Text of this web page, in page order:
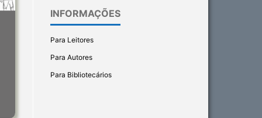
INFORMAÇÕES
Para Leitores
Para Autores
Para Bibliotecários